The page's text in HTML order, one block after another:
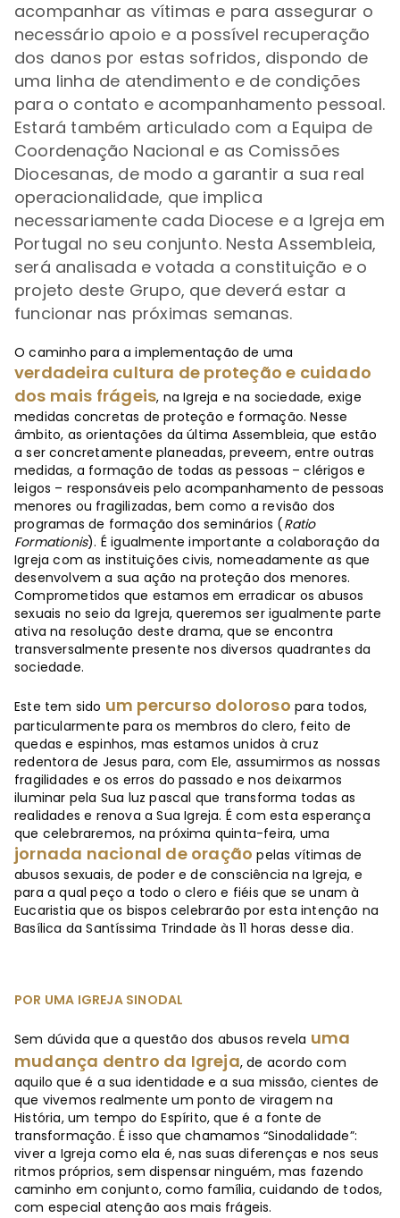
acompanhar as vítimas e para assegurar o
necessário apoio e a possível recuperação
dos danos por estas sofridos, dispondo de
uma linha de atendimento e de condições
para o contato e acompanhamento pessoal.
Estará também articulado com a Equipa de
Coordenação Nacional e as Comissões
Diocesanas, de modo a garantir a sua real
operacionalidade, que implica
necessariamente cada Diocese e a Igreja em
Portugal no seu conjunto. Nesta Assembleia,
será analisada e votada a constituição e o
projeto deste Grupo, que deverá estar a
funcionar nas próximas semanas.
O caminho para a implementação de uma
verdadeira cultura de proteção e cuidado
dos mais frágeis, na Igreja e na sociedade, exige
medidas concretas de proteção e formação. Nesse
âmbito, as orientações da última Assembleia, que estão
a ser concretamente planeadas, preveem, entre outras
medidas, a formação de todas as pessoas – clérigos e
leigos – responsáveis pelo acompanhamento de pessoas
menores ou fragilizadas, bem como a revisão dos
programas de formação dos seminários (Ratio
Formationis). É igualmente importante a colaboração da
Igreja com as instituições civis, nomeadamente as que
desenvolvem a sua ação na proteção dos menores.
Comprometidos que estamos em erradicar os abusos
sexuais no seio da Igreja, queremos ser igualmente parte
ativa na resolução deste drama, que se encontra
transversalmente presente nos diversos quadrantes da
sociedade.
Este tem sido um percurso doloroso para todos,
particularmente para os membros do clero, feito de
quedas e espinhos, mas estamos unidos à cruz
redentora de Jesus para, com Ele, assumirmos as nossas
fragilidades e os erros do passado e nos deixarmos
iluminar pela Sua luz pascal que transforma todas as
realidades e renova a Sua Igreja. É com esta esperança
que celebraremos, na próxima quinta-feira, uma
jornada nacional de oração pelas vítimas de
abusos sexuais, de poder e de consciência na Igreja, e
para a qual peço a todo o clero e fiéis que se unam à
Eucaristia que os bispos celebrarão por esta intenção na
Basílica da Santíssima Trindade às 11 horas desse dia.
POR UMA IGREJA SINODAL
Sem dúvida que a questão dos abusos revela uma
mudança dentro da Igreja, de acordo com
aquilo que é a sua identidade e a sua missão, cientes de
que vivemos realmente um ponto de viragem na
História, um tempo do Espírito, que é a fonte de
transformação. É isso que chamamos “Sinodalidade”:
viver a Igreja como ela é, nas suas diferenças e nos seus
ritmos próprios, sem dispensar ninguém, mas fazendo
caminho em conjunto, como família, cuidando de todos,
com especial atenção aos mais frágeis.